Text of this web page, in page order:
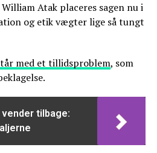
Atak placeres sagen nu i
og etik vægter lige så tungt
med et tillidsproblem, som
tilbage: